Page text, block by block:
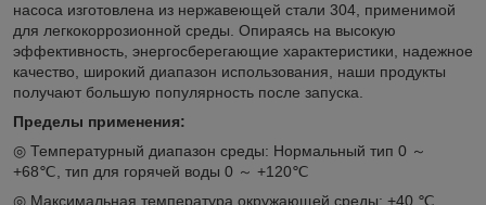
насоса изготовлена из нержавеющей стали 304, применимой
для легкокоррозионной среды. Опираясь на высокую
эффективность, энергосберегающие характеристики, надежное
качество, широкий диапазон использования, наши продукты
получают большую популярность после запуска.
Пределы применения:
◎ Температурный диапазон среды: Нормальный тип 0 ～
+68℃, тип для горячей воды 0 ～ +120℃
◎ Максимальная температура окружающей среды: +40 ℃